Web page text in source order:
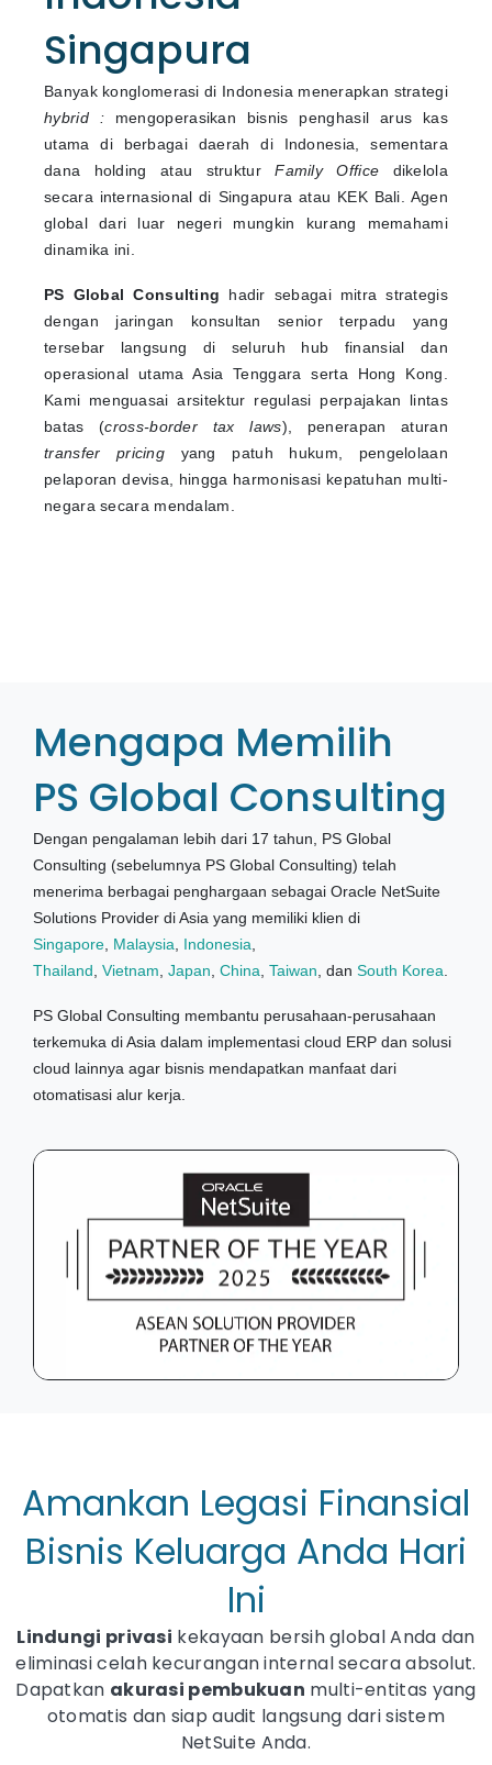
Singapura
Banyak konglomerasi di Indonesia menerapkan strategi
hybrid :mengoperasikan bisnis penghasil arus kas
utama di berbagai daerah di Indonesia, sementara
dana holding atau strukturFamily Office dikelola
secara internasional di Singapura atau KEK Bali. Agen
global dari luar negeri mungkin kurang memahami
dinamika ini.
PS Global Consulting hadir sebagai mitra strategis
dengan jaringan konsultan senior terpadu yang
tersebar langsung di seluruh hub finansial dan
operasional utama Asia Tenggara serta Hong Kong.
Kami menguasai arsitektur regulasi perpajakan lintas
batas (cross-border tax laws), penerapan aturan
transfer pricing yang patuh hukum, pengelolaan
pelaporan devisa, hingga harmonisasi kepatuhan multi-
negara secara mendalam.
Mengapa Memilih
PS Global Consulting
Dengan pengalaman lebih dari 17 tahun, PS Global
Consulting (sebelumnya PS Global Consulting) telah
menerima berbagai penghargaan sebagai Oracle NetSuite
Solutions Provider di Asia yang memiliki klien di
Singapore Malaysia Indonesia
Thailand Vietnam Japan China Taiwan , dan South Korea
PS Global Consulting membantu perusahaan-perusahaan
terkemuka di Asia dalam implementasi cloud ERP dan solusi
cloud lainnya agar bisnis mendapatkan manfaat dari
otomatisasi alur kerja.
Amankan Legasi Finansial
Bisnis Keluarga Anda Hari
Ini
Lindungi privasi kekayaan bersih global Anda dan
eliminasi celah kecurangan internal secara absolut.
Dapatkan akurasi pembukuan multi-entitas yang
otomatis dan siap audit langsung dari sistem
NetSuite Anda.